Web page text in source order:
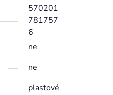
570201
781757
6
ne
ne
plastové